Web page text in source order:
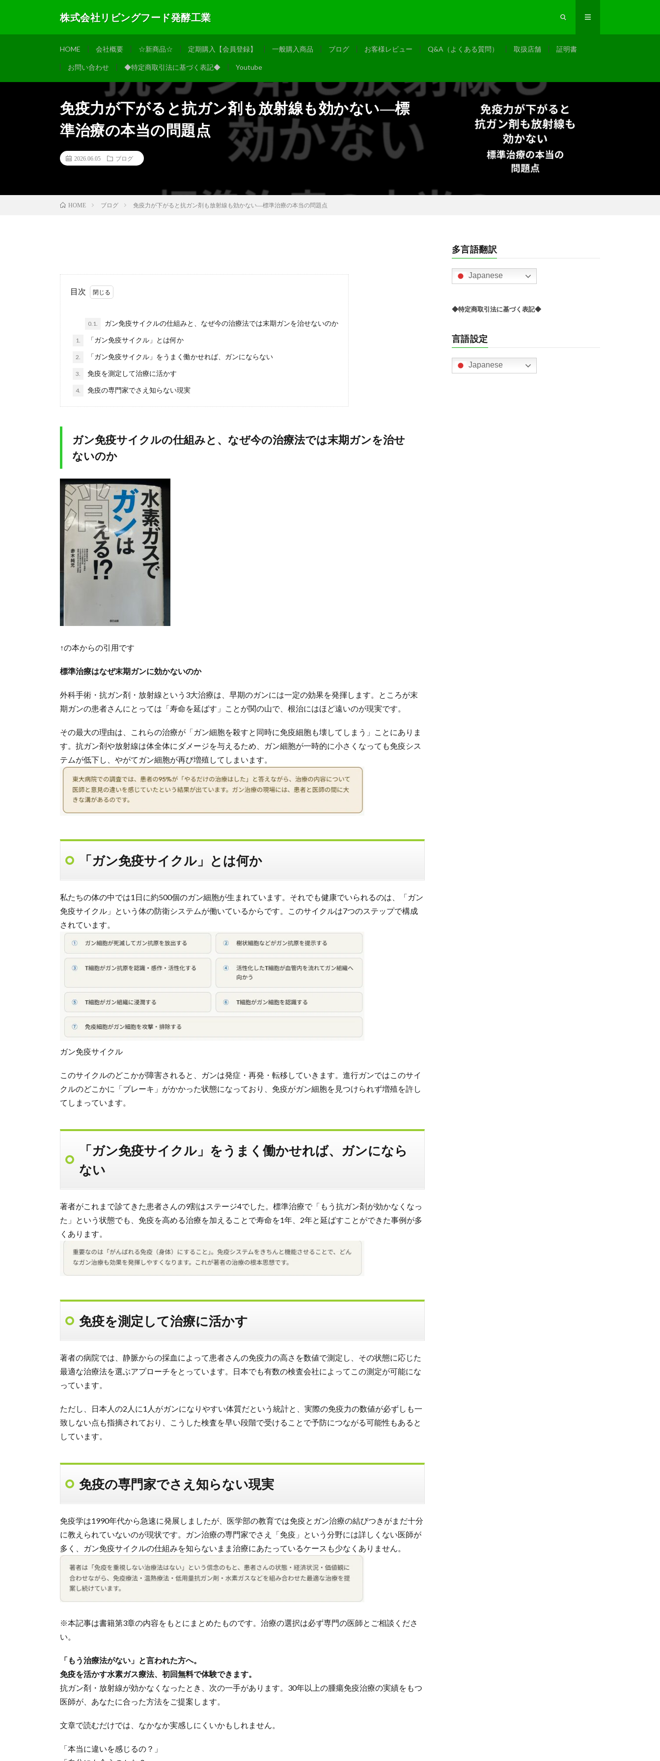
株式会社リビングフード発酵工業
HOME 会社概要 ☆新商品☆ 定期購入【会員登録】 一般購入商品 ブログ お客様レビュー Q&A（よくある質問） 取扱店舗 証明書
お問い合わせ ◆特定商取引法に基づく表記◆ Youtube
免疫力が下がると抗ガン剤も放射線も効かない―標
準治療の本当の問題点
2026.06.05 ブログ
HOME ブログ 免疫力が下がると抗ガン剤も放射線も効かない―標準治療の本当の問題点
目次
0.1. ガン免疫サイクルの仕組みと、なぜ今の治療法では末期ガンを治せないのか
1. 「ガン免疫サイクル」とは何か
2. 「ガン免疫サイクル」をうまく働かせれば、ガンにならない
3. 免疫を測定して治療に活かす
4. 免疫の専門家でさえ知らない現実
ガン免疫サイクルの仕組みと、なぜ今の治療法では末期ガンを治せ
ないのか
↑の本からの引用です
標準治療はなぜ末期ガンに効かないのか
外科手術・抗ガン剤・放射線という3大治療は、早期のガンには一定の効果を発揮します。ところが末
期ガンの患者さんにとっては「寿命を延ばす」ことが関の山で、根治にはほど遠いのが現実です。
その最大の理由は、これらの治療が「ガン細胞を殺すと同時に免疫細胞も壊してしまう」ことにありま
す。抗ガン剤や放射線は体全体にダメージを与えるため、ガン細胞が一時的に小さくなっても免疫シス
テムが低下し、やがてガン細胞が再び増殖してしまいます。
「ガン免疫サイクル」とは何か
私たちの体の中では1日に約500個のガン細胞が生まれています。それでも健康でいられるのは、「ガン
免疫サイクル」という体の防衛システムが働いているからです。このサイクルは7つのステップで構成
されています。
ガン免疫サイクル
このサイクルのどこかが障害されると、ガンは発症・再発・転移していきます。進行ガンではこのサイ
クルのどこかに「ブレーキ」がかかった状態になっており、免疫がガン細胞を見つけられず増殖を許し
てしまっています。
「ガン免疫サイクル」をうまく働かせれば、ガンになら
ない
著者がこれまで診てきた患者さんの9割はステージ4でした。標準治療で「もう抗ガン剤が効かなくなっ
た」という状態でも、免疫を高める治療を加えることで寿命を1年、2年と延ばすことができた事例が多
くあります。
免疫を測定して治療に活かす
著者の病院では、静脈からの採血によって患者さんの免疫力の高さを数値で測定し、その状態に応じた
最適な治療法を選ぶアプローチをとっています。日本でも有数の検査会社によってこの測定が可能にな
っています。
ただし、日本人の2人に1人がガンになりやすい体質だという統計と、実際の免疫力の数値が必ずしも一
致しない点も指摘されており、こうした検査を早い段階で受けることで予防につながる可能性もあると
しています。
免疫の専門家でさえ知らない現実
免疫学は1990年代から急速に発展しましたが、医学部の教育では免疫とガン治療の結びつきがまだ十分
に教えられていないのが現状です。ガン治療の専門家でさえ「免疫」という分野には詳しくない医師が
多く、ガン免疫サイクルの仕組みを知らないまま治療にあたっているケースも少なくありません。
※本記事は書籍第3章の内容をもとにまとめたものです。治療の選択は必ず専門の医師とご相談くださ
い。
「もう治療法がない」と言われた方へ。
免疫を活かす水素ガス療法、初回無料で体験できます。
抗ガン剤・放射線が効かなくなったとき、次の一手があります。30年以上の腫瘍免疫治療の実績をもつ
医師が、あなたに合った方法をご提案します。
文章で読むだけでは、なかなか実感しにくいかもしれません。
「本当に違いを感じるの？」
多言語翻訳
Japanese
◆特定商取引法に基づく表記◆
言語設定
Japanese